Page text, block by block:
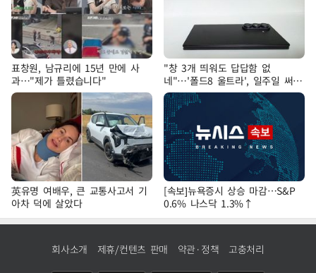
표창원, 남규리에 15년 만에 사
과…"제가 틀렸습니다"
"창 3개 띄워도 답답함 없
네"…'폴드8 울트라', 일주일 써보
니
英유명 여배우, 큰 교통사고서 기
아차 덕에 살았다
[속보]뉴욕증시 상승 마감…S&P
0.6% 나스닥 1.3%↑
회사소개 제휴/컨텐츠 판매 약관·정책 고충처리